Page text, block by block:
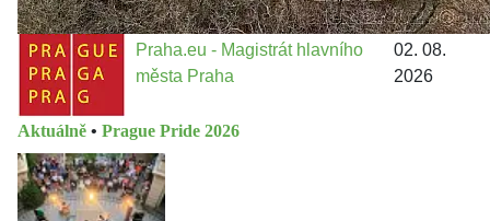
Praha.eu - Magistrát hlavního
města Praha
02. 08.
2026
Aktuálně • Prague Pride 2026